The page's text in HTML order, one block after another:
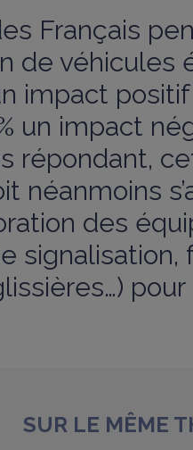
Français
de véhicules
impact
un impact
répondant,
néanmoins
des
signalisation,
SUR LE MÊME